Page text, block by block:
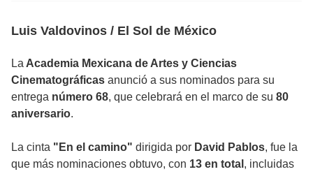
Luis Valdovinos / El Sol de México
La Academia Mexicana de Artes y Ciencias
Cinematográficas anunció a sus nominados para su
entrega número 68, que celebrará en el marco de su 80
aniversario.
La cinta "En el camino" dirigida por David Pablos, fue la
que más nominaciones obtuvo, con 13 en total , incluidas